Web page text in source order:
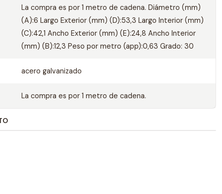
La compra es por 1 metro de cadena. Diámetro (mm)
(A):6 Largo Exterior (mm) (D):53,3 Largo Interior (mm)
(C):42,1 Ancho Exterior (mm) (E):24,8 Ancho Interior
(mm) (B):12,3 Peso por metro (app):0,63 Grado: 30
acero galvanizado
La compra es por 1 metro de cadena.